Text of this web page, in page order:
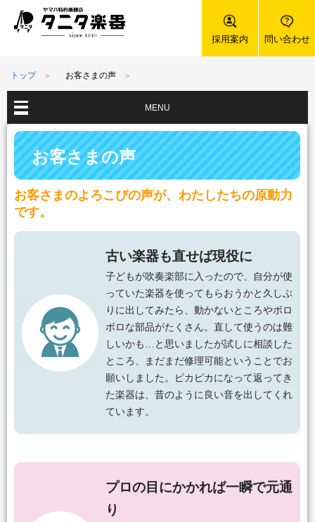
採用案内 問い合わせ
トップ お客さまの声
MENU
お客さまの声
お客さまのよろこびの声が、わたしたちの原動力
です。
古い楽器も直せば現役に
子どもが吹奏楽部に入ったので、自分が使
っていた楽器を使ってもらおうかと久しぶ
りに出してみたら、動かないところやボロ
ボロな部品がたくさん。直して使うのは難
しいかも…と思いましたが試しに相談した
ところ、まだまだ修理可能ということでお
願いしました。ピカピカになって返ってき
た楽器は、昔のように良い音を出してくれ
ています。
プロの目にかかれば一瞬で元通
り